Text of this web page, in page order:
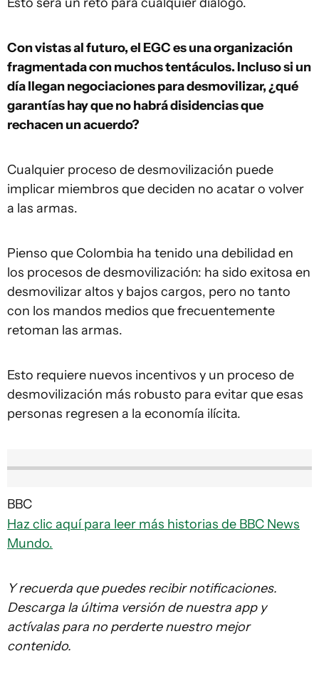
Con vistas al futuro, el EGC es una organización
fragmentada con muchos tentáculos. Incluso si un
día llegan negociaciones para desmovilizar, ¿qué
garantías hay que no habrá disidencias que
rechacen un acuerdo?
Cualquier proceso de desmovilización puede
implicar miembros que deciden no acatar o volver
a las armas.
Pienso que Colombia ha tenido una debilidad en
los procesos de desmovilización: ha sido exitosa en
desmovilizar altos y bajos cargos, pero no tanto
con los mandos medios que frecuentemente
retoman las armas.
Esto requiere nuevos incentivos y un proceso de
desmovilización más robusto para evitar que esas
personas regresen a la economía ilícita.
BBC
Haz clic aquí para leer más historias de BBC News
Mundo.
Y recuerda que puedes recibir notificaciones.
Descarga la última versión de nuestra app y
actívalas para no perderte nuestro mejor
contenido.